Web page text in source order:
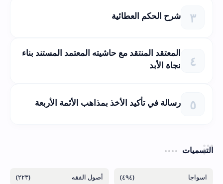
شرح الحكم العطائية
المعتقد المنتقد مع حاشيته المعتمد المستند بناء
نجاة الأبد
رسالة في تأكيد الأخذ بمذاهب الأئمة الأربعة
التسميات
(٤٩٤) (٢٢٣)